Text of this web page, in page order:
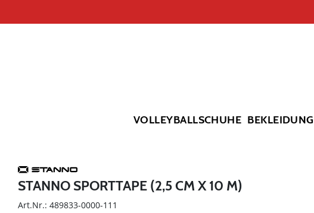
VOLLEYBALLSCHUHE BEKLEIDUNG
STANNO SPORTTAPE (2,5 CM X 10 M)
Art.Nr.: 489833-0000-111